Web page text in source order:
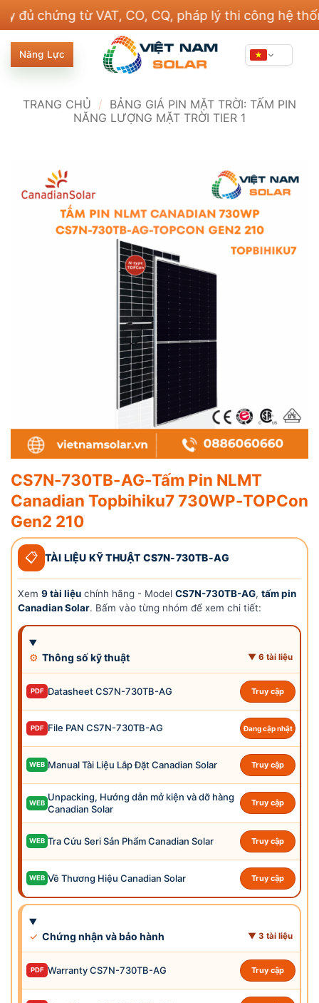
qua
nội
dung
từ VAT, CO, CQ, pháp lý thi công hệ thống
Năng Lực
TRANG CHỦ / BẢNG GIÁ PIN MẶT TRỜI: TẤM PIN
NĂNG LƯỢNG MẶT TRỜI TIER 1
CS7N-730TB-AG-Tấm Pin NLMT
Canadian Topbihiku7 730WP-TOPCon
Gen2 210
📋 TÀI LIỆU KỸ THUẬT CS7N-730TB-AG
Xem 9 tài liệu chính hãng - Model CS7N-730TB-AG, tấm pin
Canadian Solar. Bấm vào từng nhóm để xem chi tiết:
⚙ Thông số kỹ thuật ▼ 6 tài liệu
PDF Datasheet CS7N-730TB-AG Truy cập
PDF File PAN CS7N-730TB-AG Đang cập nhật
WEB Manual Tài Liệu Lắp Đặt Canadian Solar Truy cập
WEB
Unpacking, Hướng dẫn mở kiện và dỡ hàng
Canadian Solar
Truy cập
WEB Tra Cứu Seri Sản Phẩm Canadian Solar Truy cập
WEB Về Thương Hiệu Canadian Solar Truy cập
✓ Chứng nhận và bảo hành ▼ 3 tài liệu
PDF Warranty CS7N-730TB-AG Truy cập